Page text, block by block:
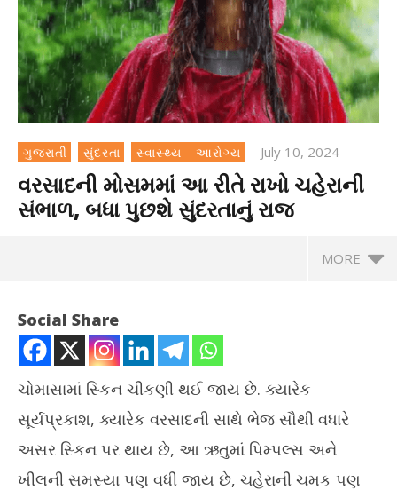
ગુજરાતી સુંદરતા સ્વાસ્થ્ય - આરોગ્ય July 10, 2024
વરસાદની મોસમમાં આ રીતે રાખો ચહેરાની
સંભાળ, બધા પુછશે સુંદરતાનું રાજ
MORE
Social Share
ચોમાસામાં સ્કિન ચીકણી થઈ જાય છે. ક્યારેક
સૂર્યપ્રકાશ, ક્યારેક વરસાદની સાથે ભેજ સૌથી વધારે
અસર સ્કિન પર થાય છે, આ ઋતુમાં પિમ્પલ્સ અને
ખીલની સમસ્યા પણ વધી જાય છે, ચહેરાની ચમક પણ